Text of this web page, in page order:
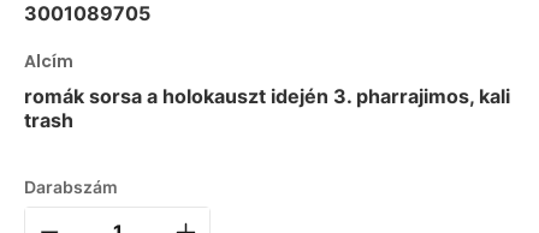
3001089705
Alcím
romák sorsa a holokauszt idején 3. pharrajimos, kali
trash
Darabszám